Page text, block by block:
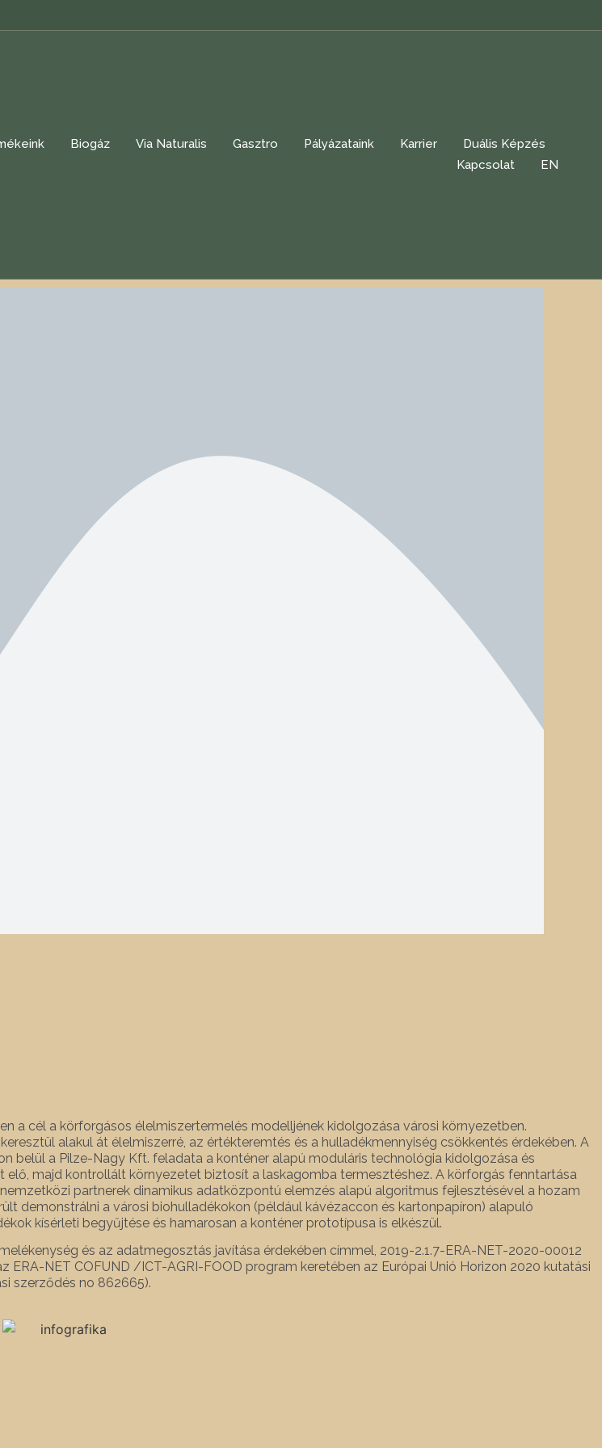
Biogáz Via Naturalis Gasztro Pályázataink Karrier
Duális Képzés
Kapcsolat
EN
a cél a körforgásos élelmiszertermelés modelljének kidolgozása városi környezetben.
alakul át élelmiszerré, az értékteremtés és a hulladékmennyiség csökkentés érdekében. A
a Pilze-Nagy Kft. feladata a konténer alapú moduláris technológia kidolgozása és
majd kontrollált környezetet biztosít a laskagomba termesztéshez. A körforgás fenntartása
partnerek dinamikus adatközpontú elemzés alapú algoritmus fejlesztésével a hozam
demonstrálni a városi biohulladékokon (például kávézaccon és kartonpapíron) alapuló
kísérleti begyűjtése és hamarosan a konténer prototípusa is elkészül.
és az adatmegosztás javítása érdekében címmel, 2019-2.1.7-ERA-NET-2020-00012
NET COFUND /ICT-AGRI-FOOD program keretében az Európai Unió Horizon 2020 kutatási
szerződés no 862665).